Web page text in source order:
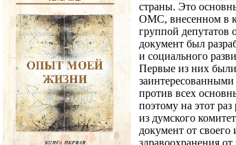
страны. Это
ОМС, внесенном в
группой депутатов
документ был
и социального
Первые из них
против всех
поэтому на этот
из думского
документ от